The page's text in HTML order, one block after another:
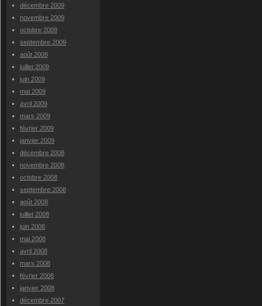
décembre 2009
novembre 2009
octobre 2009
septembre 2009
août 2009
juillet 2009
juin 2009
mai 2009
avril 2009
mars 2009
février 2009
janvier 2009
décembre 2008
novembre 2008
octobre 2008
septembre 2008
août 2008
juillet 2008
juin 2008
mai 2008
avril 2008
mars 2008
février 2008
janvier 2008
décembre 2007